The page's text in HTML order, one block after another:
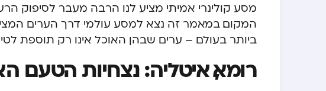
מסע קולינרי אמיתי מציע לנו הרבה מעבר לסיפוק
המקום. במאמר זה נצא למסע עולמי דרך הערים
ביותר בעולם – ערים שבהן האוכל אינו רק תוספת
רומא, איטליה: נצחיות הטעם